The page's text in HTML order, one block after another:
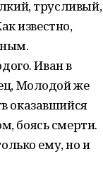
трусливый,
известно,
Иван в
Молодой же
оказавшийся
боясь смерти.
ему, но и